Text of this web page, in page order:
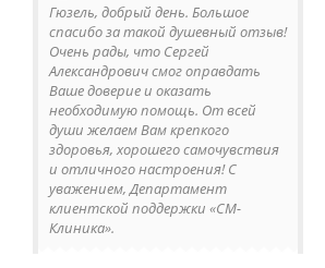
Гюзель, добрый день. Большое
спасибо за такой душевный отзыв!
Очень рады, что Сергей
Александрович смог оправдать
Ваше доверие и оказать
необходимую помощь. От всей
души желаем Вам крепкого
здоровья, хорошего самочувствия
и отличного настроения! С
уважением, Департамент
клиентской поддержки «СМ-
Клиника».